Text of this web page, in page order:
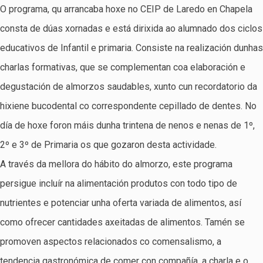
O programa, qu arrancaba hoxe no CEIP de Laredo en Chapela
consta de dúas xornadas e está dirixida ao alumnado dos ciclos
educativos de Infantil e primaria. Consiste na realización dunhas
charlas formativas, que se complementan coa elaboración e
degustación de almorzos saudables, xunto cun recordatorio da
hixiene bucodental co correspondente cepillado de dentes. No
día de hoxe foron máis dunha trintena de nenos e nenas de 1º,
2º e 3º de Primaria os que gozaron desta actividade.
A través da mellora do hábito do almorzo, este programa
persigue incluír na alimentación produtos con todo tipo de
nutrientes e potenciar unha oferta variada de alimentos, así
como ofrecer cantidades axeitadas de alimentos. Tamén se
promoven aspectos relacionados co comensalismo, a